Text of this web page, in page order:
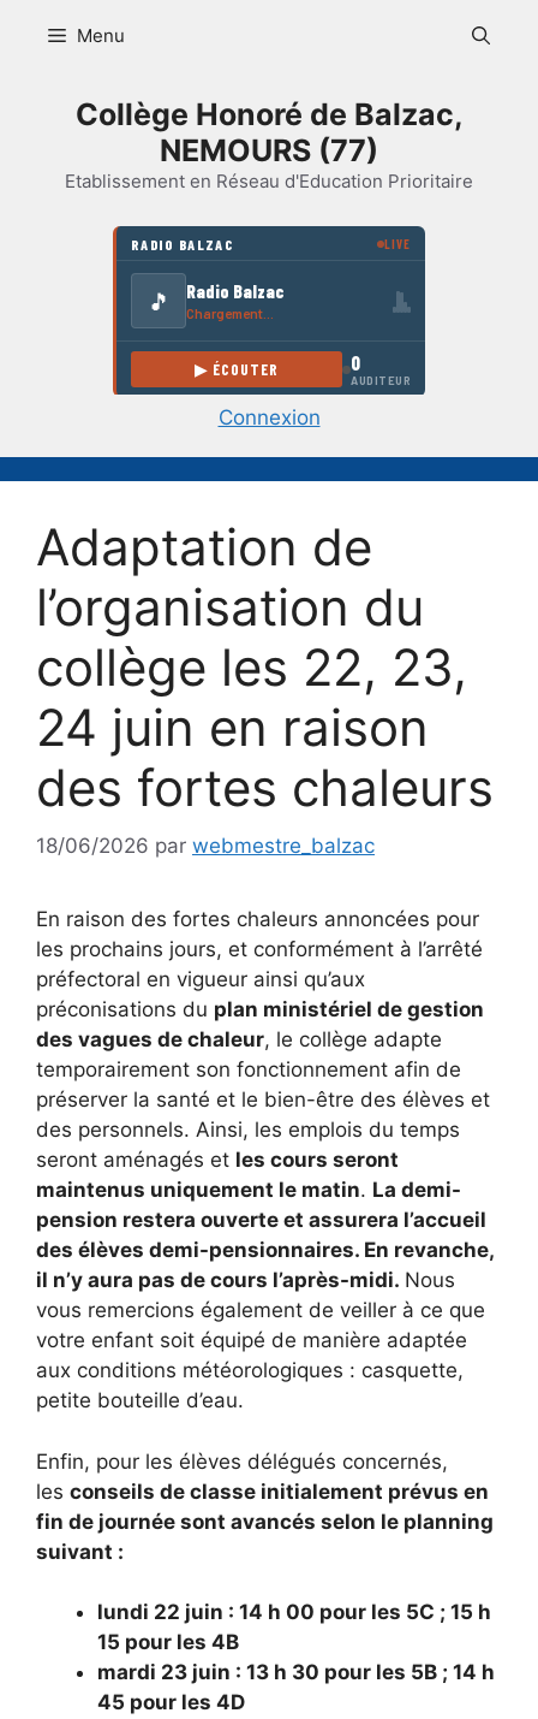
Menu
Collège Honoré de Balzac,
NEMOURS (77)
Etablissement en Réseau d'Education Prioritaire
Connexion
Adaptation de
l’organisation du
collège les 22, 23,
24 juin en raison
des fortes chaleurs
18/06/2026 par webmestre_balzac
En raison des fortes chaleurs annoncées pour
les prochains jours, et conformément à l’arrêté
préfectoral en vigueur ainsi qu’aux
préconisations du plan ministériel de gestion
des vagues de chaleur, le collège adapte
temporairement son fonctionnement afin de
préserver la santé et le bien-être des élèves et
des personnels. Ainsi, les emplois du temps
seront aménagés et les cours seront
maintenus uniquement le matin. La demi-
pension restera ouverte et assurera l’accueil
des élèves demi-pensionnaires. En revanche,
il n’y aura pas de cours l’après-midi. Nous
vous remercions également de veiller à ce que
votre enfant soit équipé de manière adaptée
aux conditions météorologiques : casquette,
petite bouteille d’eau.
Enfin, pour les élèves délégués concernés,
les conseils de classe initialement prévus en
fin de journée sont avancés selon le planning
suivant :
lundi 22 juin : 14 h 00 pour les 5C ; 15 h
15 pour les 4B
mardi 23 juin : 13 h 30 pour les 5B ; 14 h
45 pour les 4D